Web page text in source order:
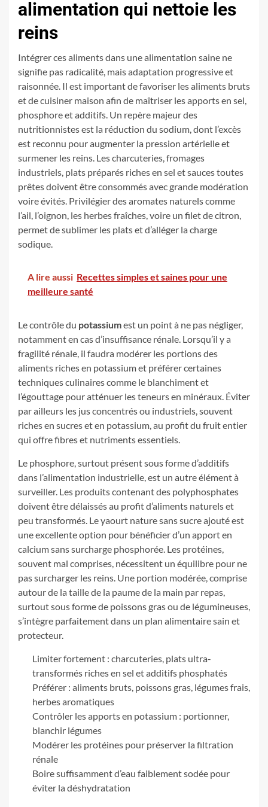
alimentation qui nettoie les
reins
Intégrer ces aliments dans une alimentation saine ne
signifie pas radicalité, mais adaptation progressive et
raisonnée. Il est important de favoriser les aliments bruts
et de cuisiner maison afin de maîtriser les apports en sel,
phosphore et additifs. Un repère majeur des
nutritionnistes est la réduction du sodium, dont l’excès
est reconnu pour augmenter la pression artérielle et
surmener les reins. Les charcuteries, fromages
industriels, plats préparés riches en sel et sauces toutes
prêtes doivent être consommés avec grande modération
voire évités. Privilégier des aromates naturels comme
l’ail, l’oignon, les herbes fraîches, voire un filet de citron,
permet de sublimer les plats et d’alléger la charge
sodique.
A lire aussi Recettes simples et saines pour une
meilleure santé
Le contrôle du potassiumest un point à ne pas négliger,
notamment en cas d’insuffisance rénale. Lorsqu’il y a
fragilité rénale, il faudra modérer les portions des
aliments riches en potassium et préférer certaines
techniques culinaires comme le blanchiment et
l’égouttage pour atténuer les teneurs en minéraux. Éviter
par ailleurs les jus concentrés ou industriels, souvent
riches en sucres et en potassium, au profit du fruit entier
qui offre fibres et nutriments essentiels.
Le phosphore, surtout présent sous forme d’additifs
dans l’alimentation industrielle, est un autre élément à
surveiller. Les produits contenant des polyphosphates
doivent être délaissés au profit d’aliments naturels et
peu transformés. Le yaourt nature sans sucre ajouté est
une excellente option pour bénéficier d’un apport en
calcium sans surcharge phosphorée. Les protéines,
souvent mal comprises, nécessitent un équilibre pour ne
pas surcharger les reins. Une portion modérée, comprise
autour de la taille de la paume de la main par repas,
surtout sous forme de poissons gras ou de légumineuses,
s’intègre parfaitement dans un plan alimentaire sain et
protecteur.
Limiter fortement : charcuteries, plats ultra-
transformés riches en sel et additifs phosphatés
Préférer : aliments bruts, poissons gras, légumes frais,
herbes aromatiques
Contrôler les apports en potassium : portionner,
blanchir légumes
Modérer les protéines pour préserver la filtration
rénale
Boire suffisamment d’eau faiblement sodée pour
éviter la déshydratation